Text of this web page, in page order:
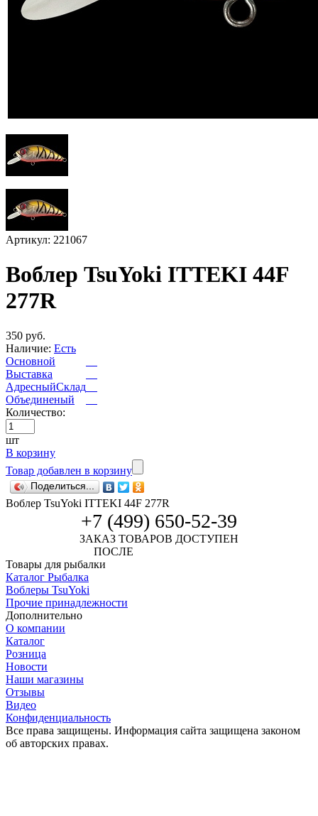
Артикул: 221067
Воблер TsuYoki ITTEKI 44F
277R
350 руб.
Наличие: Есть
Основной
Выставка
АдресныйСклад
Объединеный
Количество:
шт
В корзину
Товар добавлен в корзину
Поделиться...
Воблер TsuYoki ITTEKI 44F 277R
+7 (499) 650-52-39
ЗАКАЗ ТОВАРОВ ДОСТУПЕН
ПОСЛЕ
Товары для рыбалки
Каталог Рыбалка
Воблеры TsuYoki
Прочие принадлежности
Дополнительно
О компании
Каталог
Розница
Новости
Наши магазины
Отзывы
Видео
Конфиденциальность
Все права защищены. Информация сайта защищена законом
об авторских правах.